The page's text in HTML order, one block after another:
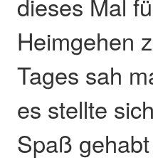
Heimgehen
Tages sah
es stellte
Spaß